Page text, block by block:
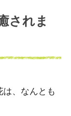
されま
、なんとも